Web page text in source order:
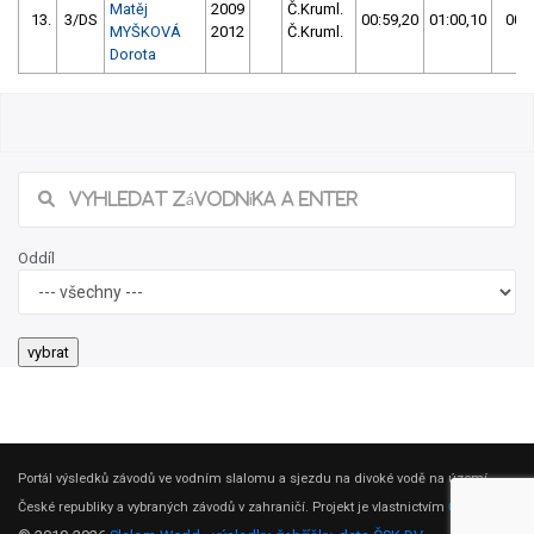
13. 3/DS
Matěj
MYŠKOVÁ
Dorota
2009
2012
Č.Kruml.
Č.Kruml.
00:59,20 01:00,10
Oddíl
Portál výsledků závodů ve vodním slalomu a sjezdu na divoké vodě na území
České republiky a vybraných závodů v zahraničí. Projekt je vlastnictvím ČSK DV